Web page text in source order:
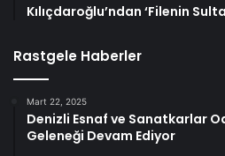
Kılıçdaroğlu’ndan ‘Filenin
Rastgele Haberler
Mart 22, 2025
Denizli Esnaf ve Sanatkarlar
Geleneği Devam Ediyor